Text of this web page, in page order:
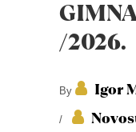
/2026.
By Igor
/